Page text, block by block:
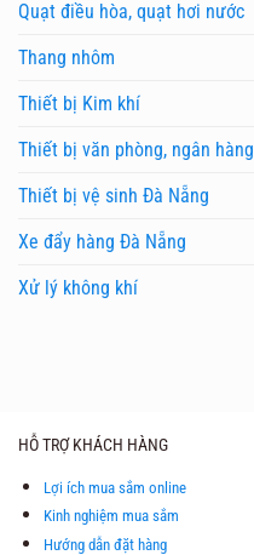
Quạt điều hòa, quạt hơi nước
Thang nhôm
Thiết bị Kim khí
Thiết bị văn phòng, ngân hàng
Thiết bị vệ sinh Đà Nẵng
Xe đẩy hàng Đà Nẵng
Xử lý không khí
HỖ TRỢ KHÁCH HÀNG
Lợi ích mua sắm online
Kinh nghiệm mua sắm
Hướng dẫn đặt hàng